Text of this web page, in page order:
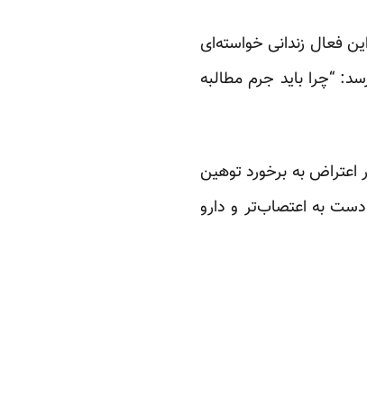
فعال زندانی خواسته‌ای
“چرا باید جرم مطالبه
مدیره سندیکای شرکت واحد اتوبوسرانی تهران، که از ۲۵ آذرماه در اعتراض به برخورد توهین
به اعتصاب‌تر و دارو